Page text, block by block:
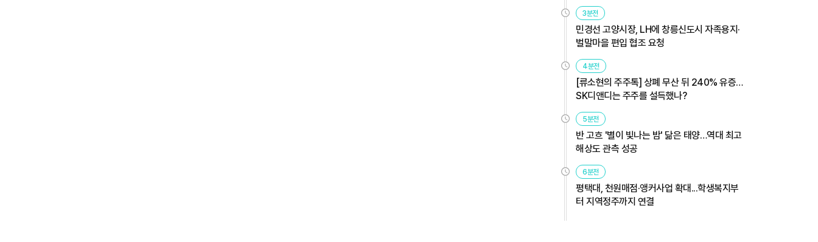
3분전
민경선 고양시장, LH에 창릉신도시 자족용지·
벌말마을 편입 협조 요청
4분전
[류소현의 주주톡] 상폐 무산 뒤 240% 유증…
SK디앤디는 주주를 설득했나?
5분전
반 고흐 '별이 빛나는 밤' 닮은 태양…역대 최고
해상도 관측 성공
6분전
평택대, 천원매점·앵커사업 확대...학생복지부
터 지역정주까지 연결